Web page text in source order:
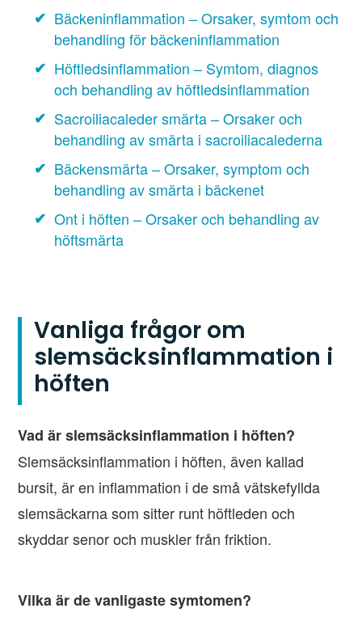
Bäckeninflammation – Orsaker, symtom och
behandling för bäckeninflammation
Höftledsinflammation – Symtom, diagnos
och behandling av höftledsinflammation
Sacroiliacaleder smärta – Orsaker och
behandling av smärta i sacroiliacalederna
Bäckensmärta – Orsaker, symptom och
behandling av smärta i bäckenet
Ont i höften – Orsaker och behandling av
höftsmärta
Vanliga frågor om
slemsäcksinflammation i
höften
Vad är slemsäcksinflammation i höften?
Slemsäcksinflammation i höften, även kallad
bursit, är en inflammation i de små vätskefyllda
slemsäckarna som sitter runt höftleden och
skyddar senor och muskler från friktion.
Vilka är de vanligaste symtomen?